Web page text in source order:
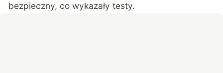
bezpieczny, co wykazały testy.